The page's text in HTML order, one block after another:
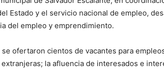
Estado y el servicio nacional de empleo,
del empleo y emprendimiento.
se ofertaron cientos de vacantes para
la afluencia de interesados e